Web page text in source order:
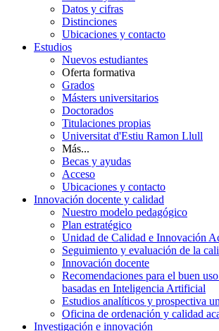
Datos y cifras
Distinciones
Ubicaciones y contacto
Estudios
Nuevos estudiantes
Oferta formativa
Grados
Másters universitarios
Doctorados
Titulaciones propias
Universitat d'Estiu Ramon Llull
Más...
Becas y ayudas
Acceso
Ubicaciones y contacto
Innovación docente y calidad
Nuestro modelo pedagógico
Plan estratégico
Unidad de Calidad e Innovación
Seguimiento y evaluación de la
Innovación docente
Recomendaciones para el buen
basadas en Inteligencia Artificial
Estudios analíticos y prospectiva
Oficina de ordenación y calidad
Investigación e innovación